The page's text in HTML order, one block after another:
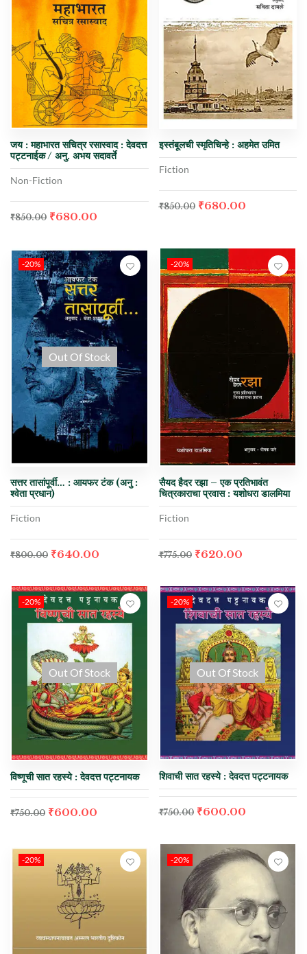
जय : महाभारत सचित्र रसास्वाद : देवदत्त
पट्टनाईक / अनु. अभय सदावर्ते
Non-Fiction
₹850.00 ₹680.00
इस्तंबूलची स्मृतिचिन्हे : अहमेत उमित
Fiction
₹850.00 ₹680.00
-20%
Out Of Stock
सत्तर तासांपूर्वी… : आयफर टंक (अनु :
श्वेता प्रधान)
Fiction
₹800.00 ₹640.00
-20%
सैयद हैदर रझा – एक प्रतिभावंत
चित्रकाराचा प्रवास : यशोधरा डालमिया
Fiction
₹775.00 ₹620.00
-20%
Out Of Stock
विष्णूची सात रहस्ये : देवदत्त पट्टनायक
₹750.00 ₹600.00
-20%
Out Of Stock
शिवाची सात रहस्ये : देवदत्त पट्टनायक
₹750.00 ₹600.00
-20% -20%